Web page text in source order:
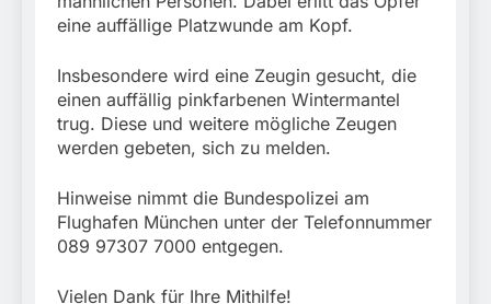
führt zur Sicherstellung
unversteuerter Zigaretten
Steuerstrafverfahrens
Kraftfahrzeug über die
eingereist/Bundespolizei
stellt Auto sicher
3. August 2026
eine auffällige Platzwunde am Kopf.
Insbesondere wird eine Zeugin gesucht, die
einen auffällig pinkfarbenen Wintermantel
trug. Diese und weitere mögliche Zeugen
werden gebeten, sich zu melden.
Hinweise nimmt die Bundespolizei am
Flughafen München unter der Telefonnummer
089 97307 7000 entgegen.
Vielen Dank für Ihre Mithilfe!